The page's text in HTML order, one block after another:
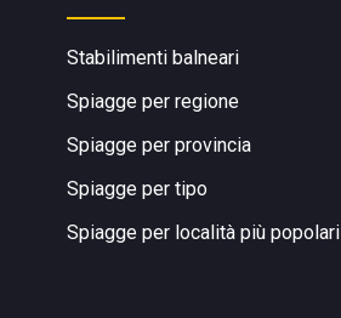
Stabilimenti balneari
Spiagge per regione
Spiagge per provincia
Spiagge per tipo
Spiagge per località più popolari